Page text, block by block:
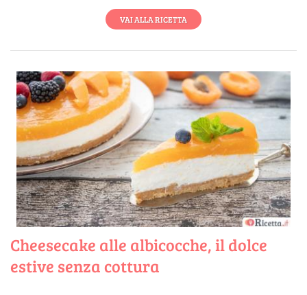
VAI ALLA RICETTA
Cheesecake alle albicocche, il dolce
estive senza cottura